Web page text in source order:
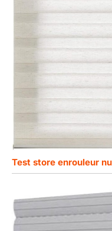
Test store enrouleur